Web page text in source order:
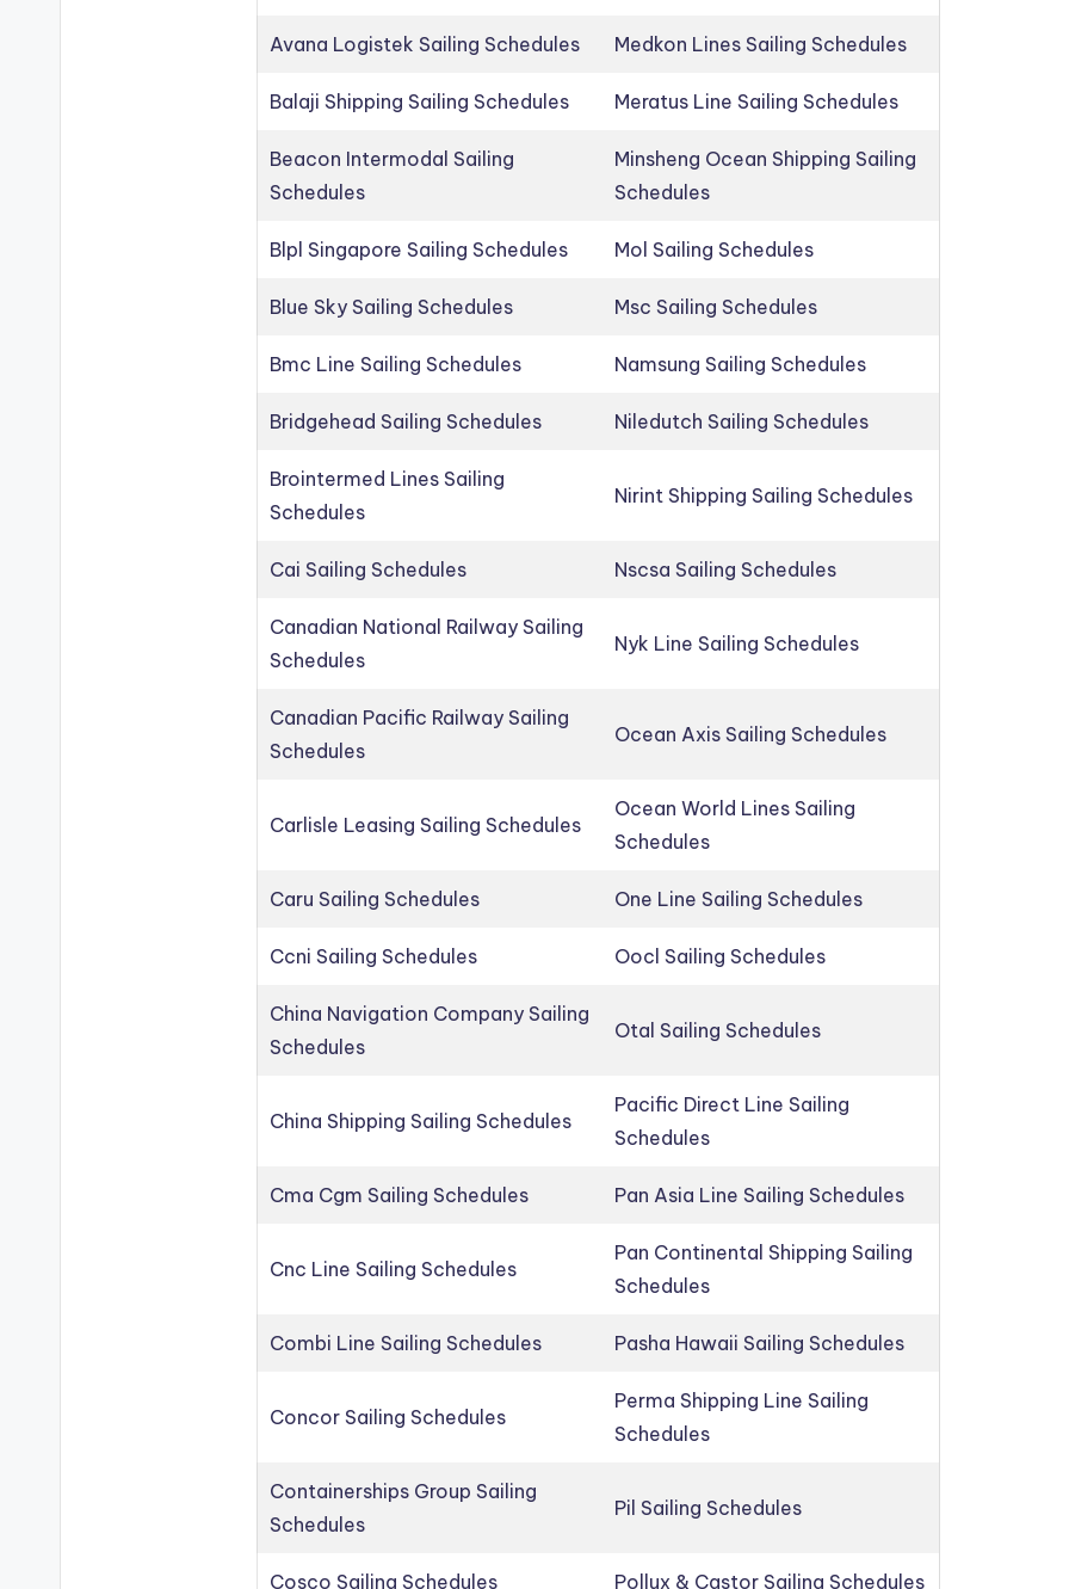
Avana Logistek Sailing Schedules Medkon Lines Sailing Schedules
Balaji Shipping Sailing Schedules Meratus Line Sailing Schedules
Beacon Intermodal Sailing
Schedules
Minsheng Ocean Shipping Sailing
Schedules
Blpl Singapore Sailing Schedules Mol Sailing Schedules
Blue Sky Sailing Schedules Msc Sailing Schedules
Bmc Line Sailing Schedules Namsung Sailing Schedules
Bridgehead Sailing Schedules Niledutch Sailing Schedules
Brointermed Lines Sailing
Schedules
Nirint Shipping Sailing Schedules
Cai Sailing Schedules Nscsa Sailing Schedules
Canadian National Railway Sailing
Schedules
Nyk Line Sailing Schedules
Canadian Pacific Railway Sailing
Schedules
Ocean Axis Sailing Schedules
Carlisle Leasing Sailing Schedules
Ocean World Lines Sailing
Schedules
Caru Sailing Schedules One Line Sailing Schedules
Ccni Sailing Schedules Oocl Sailing Schedules
China Navigation Company Sailing
Schedules
Otal Sailing Schedules
China Shipping Sailing Schedules
Pacific Direct Line Sailing
Schedules
Cma Cgm Sailing Schedules Pan Asia Line Sailing Schedules
Cnc Line Sailing Schedules
Pan Continental Shipping Sailing
Schedules
Combi Line Sailing Schedules Pasha Hawaii Sailing Schedules
Concor Sailing Schedules
Perma Shipping Line Sailing
Schedules
Containerships Group Sailing
Schedules
Pil Sailing Schedules
Cosco Sailing Schedules Pollux & Castor Sailing Schedules